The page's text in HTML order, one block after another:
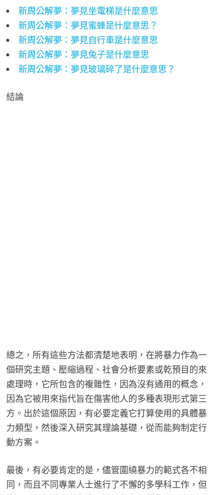
新周公解夢：夢見坐電梯是什麼意思
新周公解夢：夢見蜜蜂是什麼意思？
新周公解夢：夢見自行車是什麼意思
新周公解夢：夢見兔子是什麼意思
新周公解夢：夢見玻璃碎了是什麼意思？
結論
總之，所有這些方法都清楚地表明，在將暴力作為一
個研究主題、壓縮過程、社會分析要素或乾預目的來
處理時，它所包含的複雜性，因為沒有通用的概念，
因為它被用來指代旨在傷害他人的多種表現形式第三
方。出於這個原因，有必要定義它打算使用的具體暴
力類型，然後深入研究其理論基礎，從而能夠制定行
動方案。
最後，有必要肯定的是，儘管圍繞暴力的範式各不相
同，而且不同專業人士進行了不懈的多學科工作，但